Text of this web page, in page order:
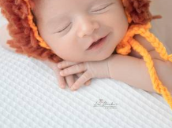
1421 0